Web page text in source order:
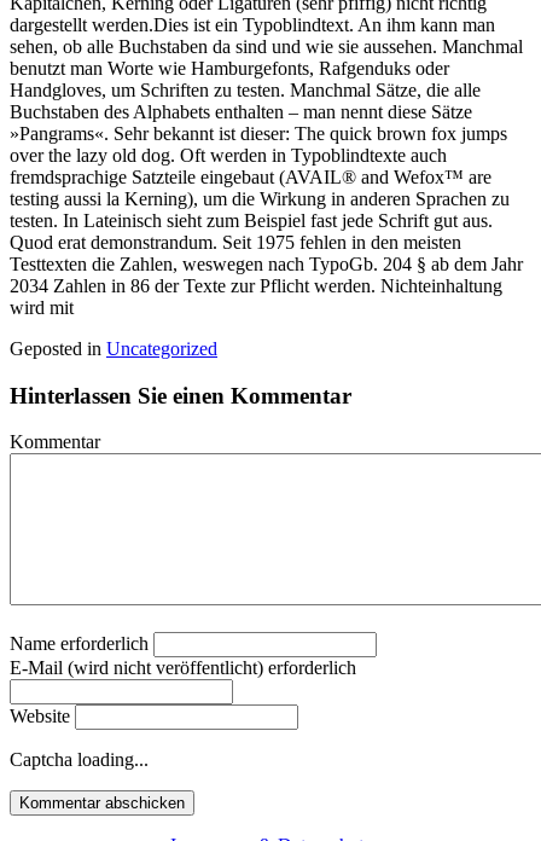
dargestellt werden.Dies ist ein Typoblindtext. An ihm kann man
sehen, ob alle Buchstaben da sind und wie sie aussehen. Manchmal
benutzt man Worte wie Hamburgefonts, Rafgenduks oder
Handgloves, um Schriften zu testen. Manchmal Sätze, die alle
Buchstaben des Alphabets enthalten – man nennt diese Sätze
»Pangrams«. Sehr bekannt ist dieser: The quick brown fox jumps
over the lazy old dog. Oft werden in Typoblindtexte auch
fremdsprachige Satzteile eingebaut (AVAIL® and Wefox™ are
testing aussi la Kerning), um die Wirkung in anderen Sprachen zu
testen. In Lateinisch sieht zum Beispiel fast jede Schrift gut aus.
Quod erat demonstrandum. Seit 1975 fehlen in den meisten
Testtexten die Zahlen, weswegen nach TypoGb. 204 § ab dem Jahr
2034 Zahlen in 86 der Texte zur Pflicht werden. Nichteinhaltung
wird mit
Geposted in Uncategorized
Hinterlassen Sie einen Kommentar
Kommentar
Name erforderlich
E-Mail (wird nicht veröffentlicht) erforderlich
Website
Captcha loading...